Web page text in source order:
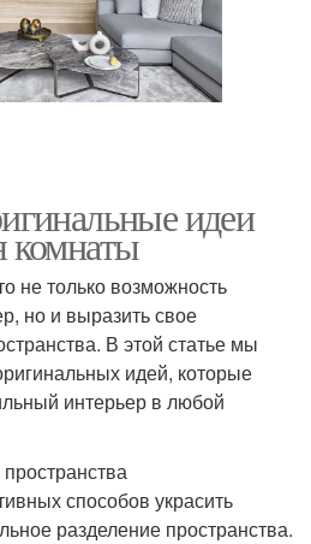
идеи
комнаты
не только возможность
но и выразить свое
В этой статье мы
идей, которые
интерьер в любой
способов украсить
разделение пространства.